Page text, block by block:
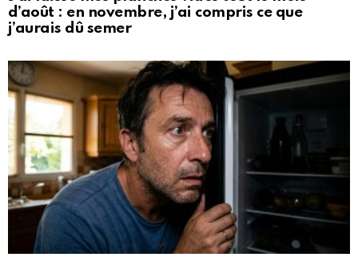
d’août : en novembre, j’ai compris ce que
j’aurais dû semer